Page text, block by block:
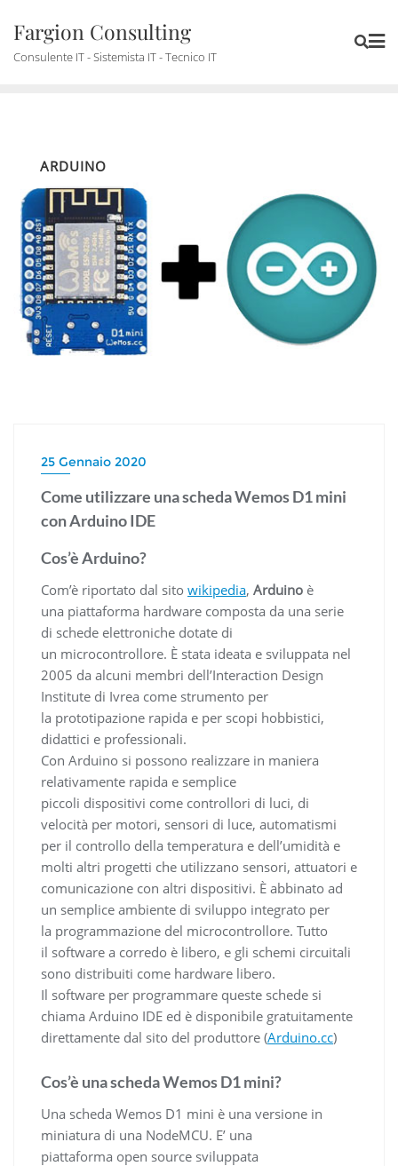
content
Fargion Consulting
Consulente IT - Sistemista IT - Tecnico IT
ARDUINO
25 Gennaio 2020
Come utilizzare una scheda Wemos D1 mini
con Arduino IDE
Cos’è Arduino?
Com’è riportato dal sito wikipedia, Arduino è
una piattaforma hardware composta da una serie
di schede elettroniche dotate di
un microcontrollore. È stata ideata e sviluppata nel
2005 da alcuni membri dell’Interaction Design
Institute di Ivrea come strumento per
la prototipazione rapida e per scopi hobbistici,
didattici e professionali.
Con Arduino si possono realizzare in maniera
relativamente rapida e semplice
piccoli dispositivi come controllori di luci, di
velocità per motori, sensori di luce, automatismi
per il controllo della temperatura e dell’umidità e
molti altri progetti che utilizzano sensori, attuatori e
comunicazione con altri dispositivi. È abbinato ad
un semplice ambiente di sviluppo integrato per
la programmazione del microcontrollore. Tutto
il software a corredo è libero, e gli schemi circuitali
sono distribuiti come hardware libero.
Il software per programmare queste schede si
chiama Arduino IDE ed è disponibile gratuitamente
direttamente dal sito del produttore (Arduino.cc)
Cos’è una scheda Wemos D1 mini?
Una scheda Wemos D1 mini è una versione in
miniatura di una NodeMCU. E’ una
piattaforma open source sviluppata